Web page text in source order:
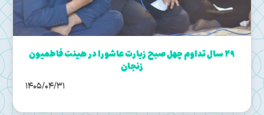
29 سال تداوم چهل صبح زیارت عاشورا در هیئت فاطمیون
زنجان
1405/04/31